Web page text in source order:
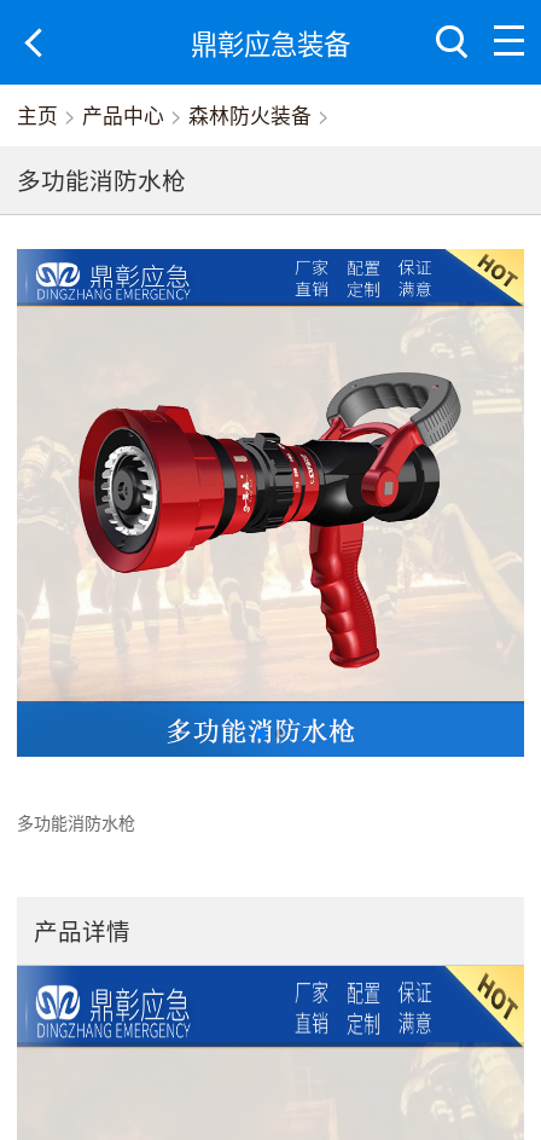
鼎彰应急装备
主页 > 产品中心 > 森林防火装备 >
多功能消防水枪
多功能消防水枪
产品详情